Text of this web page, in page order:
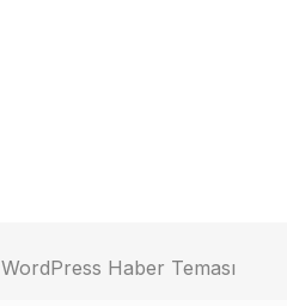
WordPress Haber Teması